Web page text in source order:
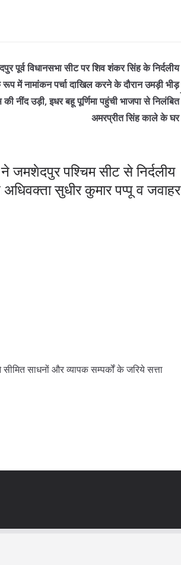
पूर्व विधानसभा सीट पर शिव शंकर सिंह के निर्दलीय
रूप में नामांकन पर्चा दाखिल करने के दौरान उमड़ी भीड़
नींद उड़ी, इधर बहू पूर्णिमा पहुंची भाजपा से निलंबित
अमरप्रीत सिंह काले के घर
जमशेदपुर पश्चिम सीट से निर्दलीय
सुधीर कुमार पप्पू व जवाहर
साधनों और व्यापक सम्पर्कों के जरिये सत्ता